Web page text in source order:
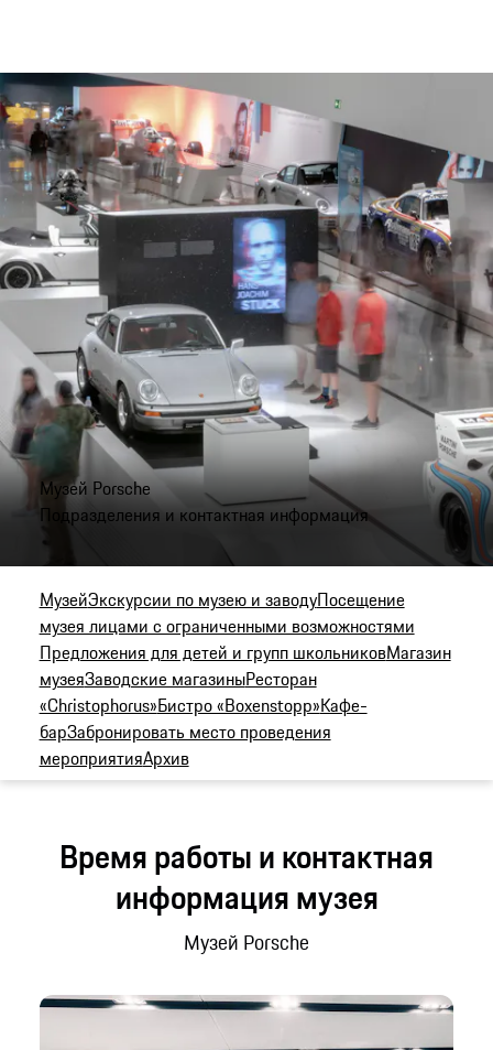
Музей Porsche
Подразделения и контактная информация
МузейЭкскурсии по музею и заводуПосещение
музея лицами с ограниченными возможностями
Предложения для детей и групп школьниковМагазин
музеяЗаводские магазиныРесторан
«Christophorus»Бистро «Boxenstopp»Кафе-
барЗабронировать место проведения
мероприятияАрхив
Время работы и контактная
информация музея
Музей Porsche